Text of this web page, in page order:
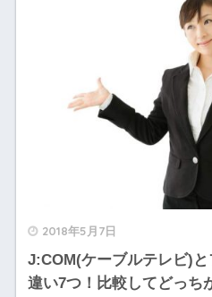
2018年5月7日
J:COM(ケーブルテレビ)
違い7つ！比較してどっち